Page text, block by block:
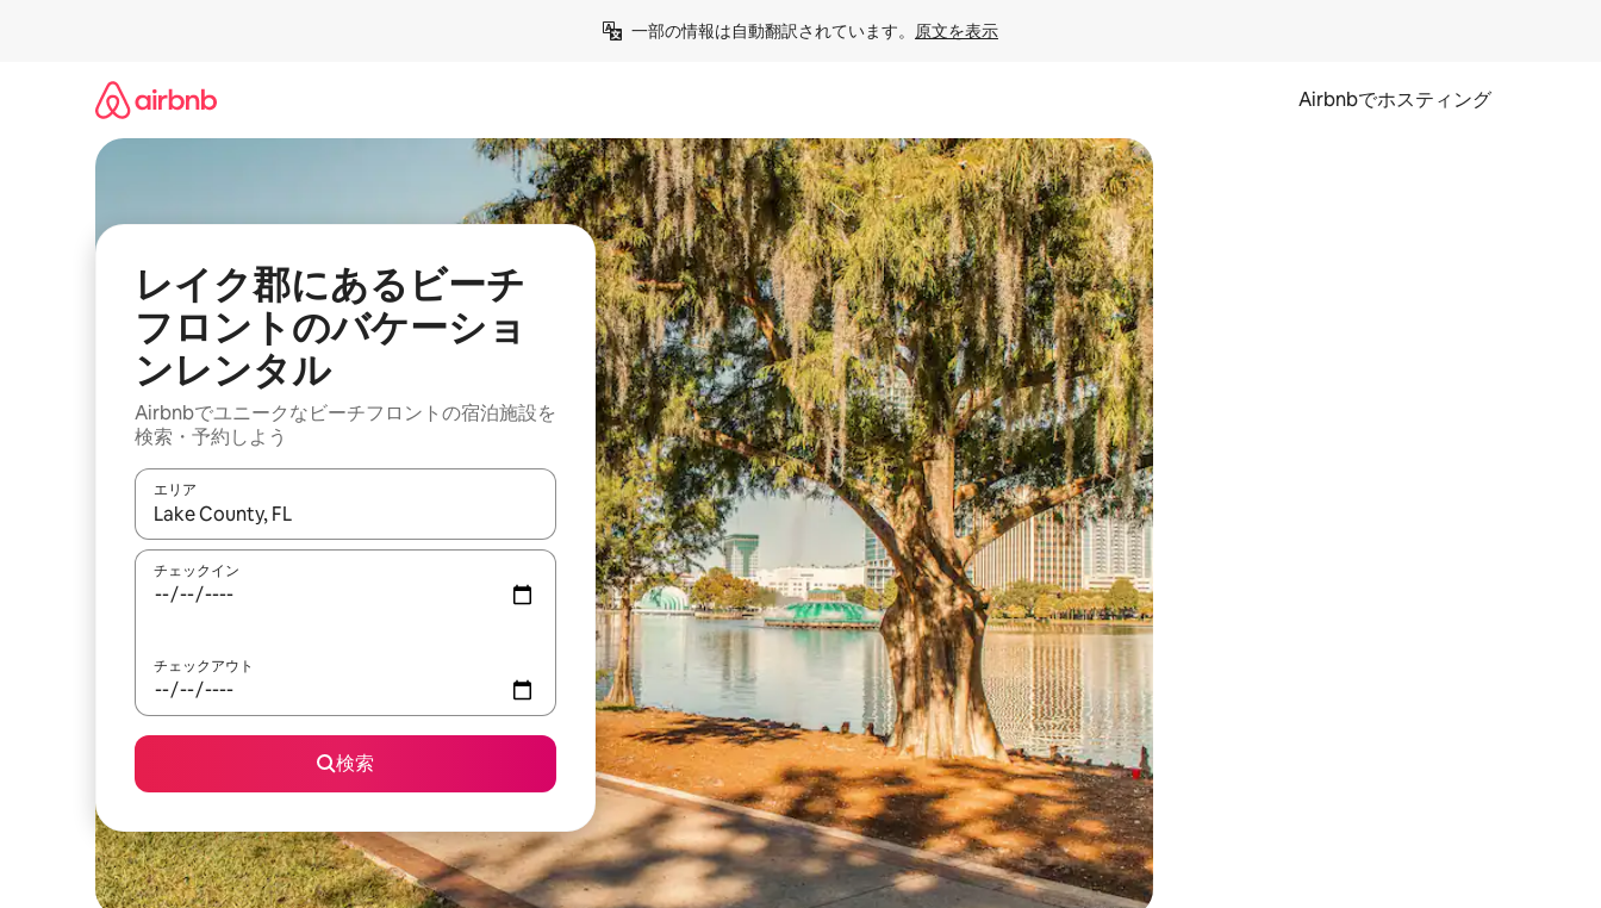
一部の情報は自動翻訳されています。 原文を表示
Airbnbでホスティング
レイク郡にあるビーチ
フロントのバケーショ
ンレンタル
Airbnbでユニークなビーチフロントの宿泊施設を
検索・予約しよう
エリア
検索結果が表示されたら、上下の矢印キーを使って移動するか、画面をタッチまたはスワイプして検索結果を確認することができます。
チェックイン
チェックアウト
検索